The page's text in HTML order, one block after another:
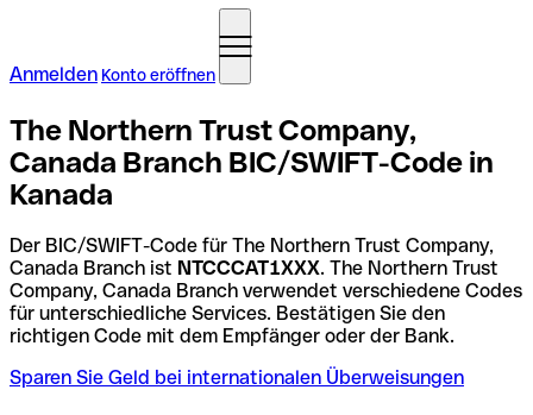
Anmelden Konto eröffnen
The Northern Trust Company,
Canada Branch BIC/SWIFT-Code in
Kanada
Der BIC/SWIFT-Code für The Northern Trust Company,
Canada Branch ist NTCCCAT1XXX. The Northern Trust
Company, Canada Branch verwendet verschiedene Codes
für unterschiedliche Services. Bestätigen Sie den
richtigen Code mit dem Empfänger oder der Bank.
Sparen Sie Geld bei internationalen Überweisungen